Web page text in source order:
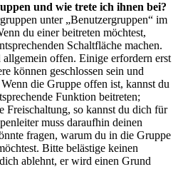
und wie trete ich ihnen bei?
unter „Benutzergruppen“ im
du einer beitreten möchtest,
Schaltfläche machen.
offen. Einige erfordern erst
können geschlossen sein und
die Gruppe offen ist, kannst du
Funktion beitreten;
Freischaltung, so kannst du dich für
muss daraufhin deinen
fragen, warum du in die Gruppe
Bitte belästige keinen
ablehnt, er wird einen Grund